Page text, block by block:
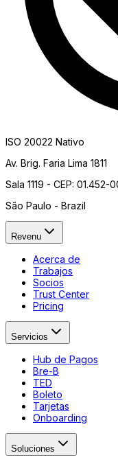
ISO 20022 Nativo
Av. Brig. Faria Lima 1811
Sala 1119 - CEP: 01.452-
São Paulo - Brazil
Revenu
Acerca de
Trabajos
Socios
Trust Center
Pricing
Servicios
Hub de Pagos
Bre-B
TED
Boleto
Tarjetas
Onboarding
Soluciones